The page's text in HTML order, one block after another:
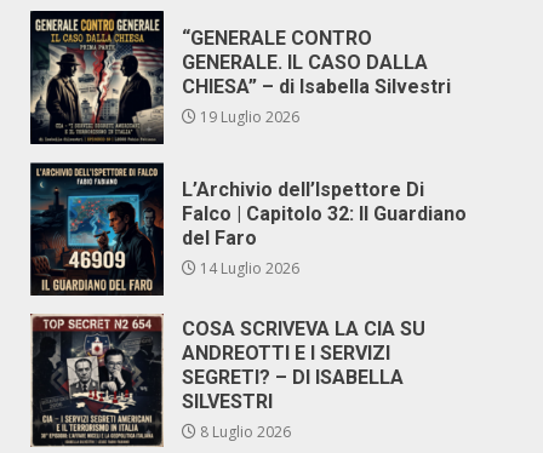
“GENERALE CONTRO
GENERALE. IL CASO DALLA
CHIESA” – di Isabella Silvestri
19 Luglio 2026
L’Archivio dell’Ispettore Di
Falco | Capitolo 32: Il Guardiano
del Faro
14 Luglio 2026
COSA SCRIVEVA LA CIA SU
ANDREOTTI E I SERVIZI
SEGRETI? – DI ISABELLA
SILVESTRI
8 Luglio 2026